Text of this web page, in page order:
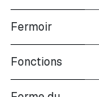
Fermoir
Fonctions